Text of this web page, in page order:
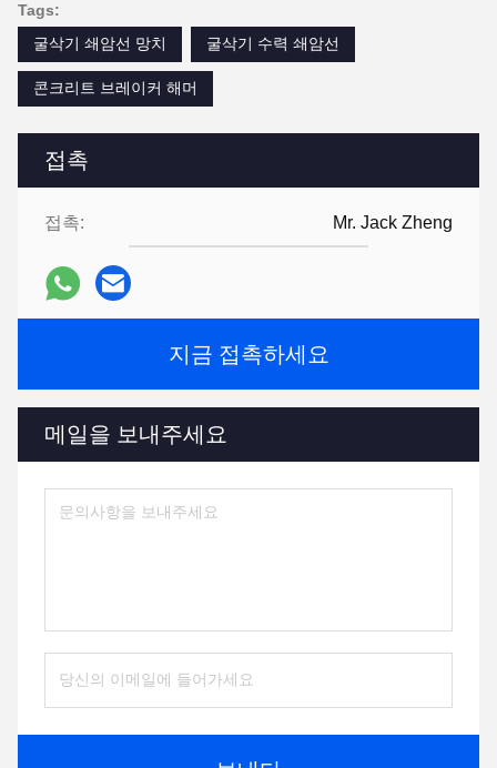
접촉
접촉: Mr. Jack Zheng
지금 접촉하세요
메일을 보내주세요
Tags:
굴삭기 쇄암선 망치
굴삭기 수력 쇄암선
콘크리트 브레이커 해머